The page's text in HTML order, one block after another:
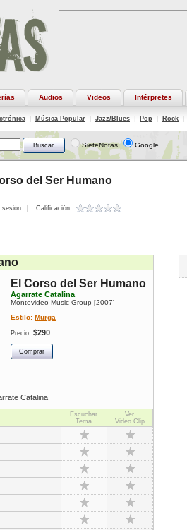
Audios Videos Intérpretes
Música Popular Jazz/Blues Pop Rock
SieteNotas Google
del Ser Humano
sesión Calificación:
El Corso del Ser Humano
Agarrate Catalina
Montevideo Music Group [2007]
Estilo: Murga
Precio: $290
Catalina
Escuchar
Tema
Ver
Video Clip